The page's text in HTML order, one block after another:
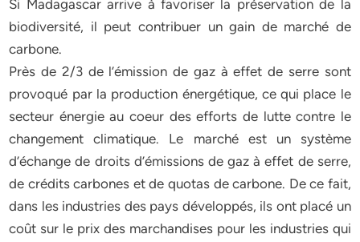
Si Madagascar arrive à favoriser la préservation de la
biodiversité, il peut contribuer un gain de marché de
carbone.
Près de 2/3 de l’émission de gaz à effet de serre sont
provoqué par la production énergétique, ce qui place le
secteur énergie au coeur des efforts de lutte contre le
changement climatique. Le marché est un système
d’échange de droits d’émissions de gaz à effet de serre,
de crédits carbones et de quotas de carbone. De ce fait,
dans les industries des pays développés, ils ont placé un
coût sur le prix des marchandises pour les industries qui